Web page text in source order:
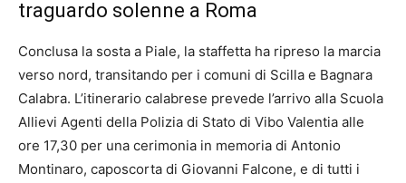
traguardo solenne a Roma
Conclusa la sosta a Piale, la staffetta ha ripreso la marcia
verso nord, transitando per i comuni di Scilla e Bagnara
Calabra. L’itinerario calabrese prevede l’arrivo alla Scuola
Allievi Agenti della Polizia di Stato di Vibo Valentia alle
ore 17,30 per una cerimonia in memoria di Antonio
Montinaro, caposcorta di Giovanni Falcone, e di tutti i